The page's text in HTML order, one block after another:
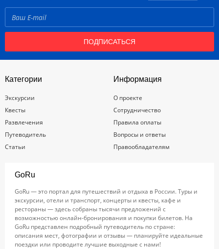
ПОДПИСАТЬСЯ
Категории
Экскурсии
Квесты
Развлечения
Путеводитель
Статьи
Информация
О проекте
Сотрудничество
Правила оплаты
Вопросы и ответы
Правообладателям
GoRu
GoRu — это портал для путешествий и отдыха в России. Туры и
экскурсии, отели и транспорт, концерты и квесты, кафе и
рестораны — здесь собраны тысячи предложений с
возможностью онлайн-бронирования и покупки билетов. На
GoRu представлен подробный путеводитель по стране:
описания мест, фотографии и отзывы — планируйте идеальные
поездки или проводите лучшие выходные с нами!